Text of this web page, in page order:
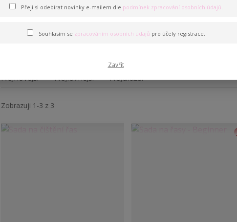
Nejnovější Nejlevnější Nejdražší
Zobrazuji 1-3 z 3
Přeji si odebírat novinky e-mailem dle podmínek zpracování osobních údajů.
Souhlasím se zpracováním osobních údajů pro účely registrace.
Zavřít